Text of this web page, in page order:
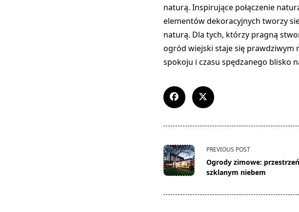
naturą. Inspirujące połączenie
elementów dekoracyjnych tworzy
naturą. Dla tych, którzy pragną
ogród wiejski staje się prawdziwym
spokoju i czasu spędzanego blisko
<span
class="nav-
subtitle
screen-
PREVIOUS POST
Ogrody zimowe:
szklanym niebem